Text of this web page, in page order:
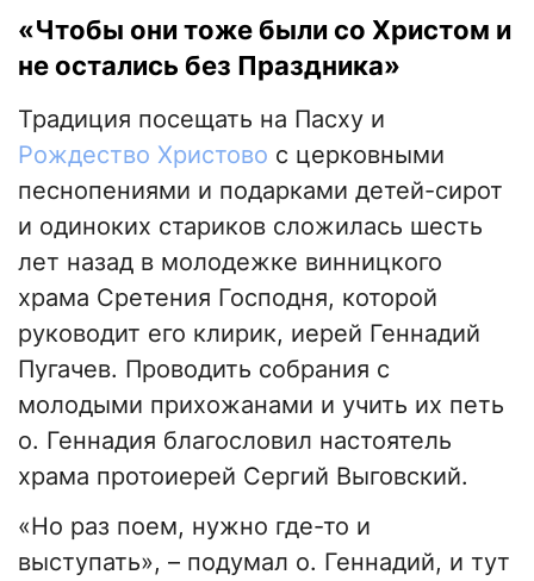
«Чтобы они тоже были со Христом и
не остались без Праздника»
Традиция посещать на Пасху и
Рождество Христово с церковными
песнопениями и подарками детей-сирот
и одиноких стариков сложилась шесть
лет назад в молодежке винницкого
храма Сретения Господня, которой
руководит его клирик, иерей Геннадий
Пугачев. Проводить собрания с
молодыми прихожанами и учить их петь
о. Геннадия благословил настоятель
храма протоиерей Сергий Выговский.
«Но раз поем, нужно где-то и
выступать», – подумал о. Геннадий, и тут